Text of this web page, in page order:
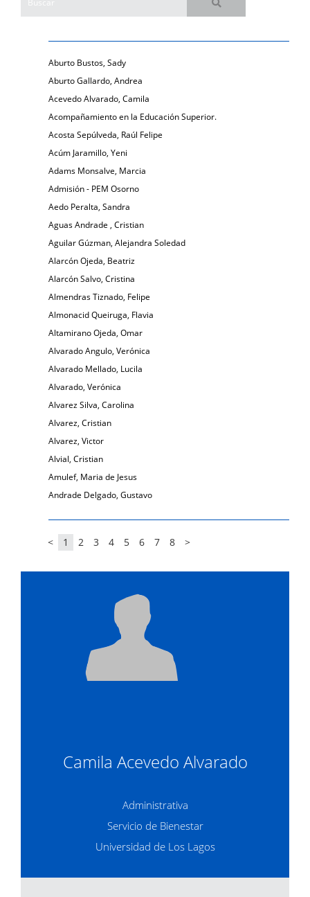
Aburto Bustos, Sady
Aburto Gallardo, Andrea
Acevedo Alvarado, Camila
Acompañamiento en la Educación Superior.
Acosta Sepúlveda, Raúl Felipe
Acúm Jaramillo, Yeni
Adams Monsalve, Marcia
Admisión - PEM Osorno
Aedo Peralta, Sandra
Aguas Andrade , Cristian
Aguilar Gúzman, Alejandra Soledad
Alarcón Ojeda, Beatriz
Alarcón Salvo, Cristina
Almendras Tiznado, Felipe
Almonacid Queiruga, Flavia
Altamirano Ojeda, Omar
Alvarado Angulo, Verónica
Alvarado Mellado, Lucila
Alvarado, Verónica
Alvarez Silva, Carolina
Alvarez, Cristian
Alvarez, Victor
Alvial, Cristian
Amulef, Maria de Jesus
Andrade Delgado, Gustavo
< 1 2 3 4 5 6 7 8 >
Camila Acevedo Alvarado
Administrativa
Servicio de Bienestar
Universidad de Los Lagos